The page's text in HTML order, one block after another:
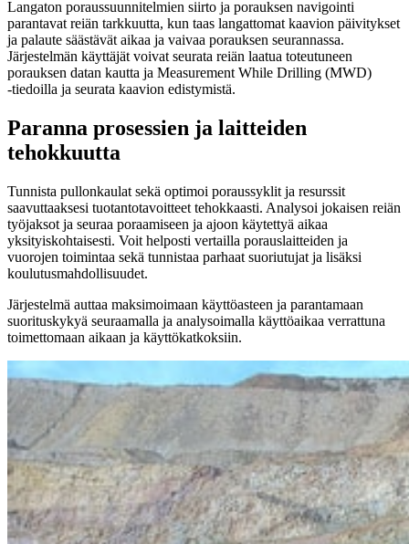
Langaton poraussuunnitelmien siirto ja porauksen navigointi
parantavat reiän tarkkuutta, kun taas langattomat kaavion päivitykset
ja palaute säästävät aikaa ja vaivaa porauksen seurannassa.
Järjestelmän käyttäjät voivat seurata reiän laatua toteutuneen
porauksen datan kautta ja Measurement While Drilling (MWD)
‑tiedoilla ja seurata kaavion edistymistä.
Paranna prosessien ja laitteiden
tehokkuutta
Tunnista pullonkaulat sekä optimoi poraussyklit ja resurssit
saavuttaaksesi tuotantotavoitteet tehokkaasti. Analysoi jokaisen reiän
työjaksot ja seuraa poraamiseen ja ajoon käytettyä aikaa
yksityiskohtaisesti. Voit helposti vertailla porauslaitteiden ja
vuorojen toimintaa sekä tunnistaa parhaat suoriutujat ja lisäksi
koulutusmahdollisuudet.
Järjestelmä auttaa maksimoimaan käyttöasteen ja parantamaan
suorituskykyä seuraamalla ja analysoimalla käyttöaikaa verrattuna
toimettomaan aikaan ja käyttökatkoksiin.